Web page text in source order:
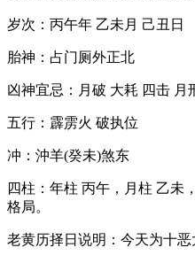
岁次：丙午年 乙未月 己丑日
胎神：占门厕外正北
凶神宜忌：月破 大耗 四击 月
五行：霹雳火 破执位
冲：沖羊(癸未)煞东
四柱：年柱 丙午，月柱 乙未
格局。
老黄历择日说明：今天为十恶